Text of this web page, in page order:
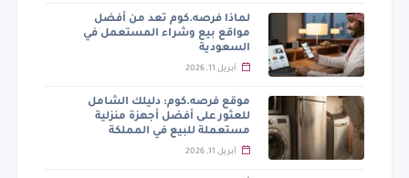
لماذا فرصه.كوم تعد من أفضل
مواقع بيع وشراء المستعمل في
السعودية
أبريل 11, 2026
موقع فرصه.كوم: دليلك الشامل
للعثور على أفضل أجهزة منزلية
مستعملة للبيع في المملكة
أبريل 11, 2026